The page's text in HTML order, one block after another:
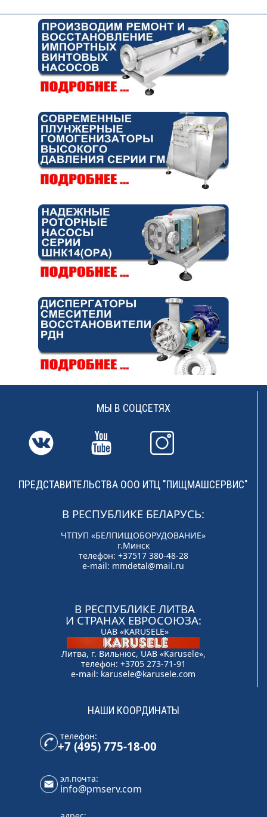
МЫ В СОЦСЕТЯХ
ПРЕДСТАВИТЕЛЬСТВА ООО ИТЦ "ПИЩМАШСЕРВИС"
В РЕСПУБЛИКЕ БЕЛАРУСЬ:
ЧТПУП «БЕЛПИЩОБОРУДОВАНИЕ»
г.Минск
телефон: +37517 380-48-28
e-mail: mmdetal@mail.ru
В РЕСПУБЛИКЕ ЛИТВА
И СТРАНАХ ЕВРОСОЮЗА:
UAB «KARUSELE»
Литва, г. Вильнюс, UAB «Karusele»,
телефон: +3705 273-71-91
e-mail: karusele@karusele.com
НАШИ КООРДИНАТЫ
телефон:
+7 (495) 775-18-00
эл.почта:
info@pmserv.com